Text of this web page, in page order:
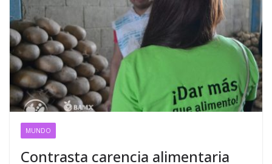
MUNDO
Contrasta carencia alimentaria